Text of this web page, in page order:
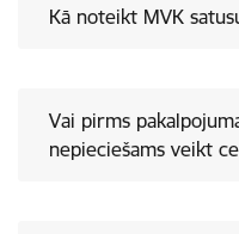
Kā noteikt MVK
Vai pirms
nepieciešams veikt